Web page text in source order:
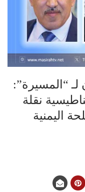
“المسيرة”:
نقلة
اليمنية